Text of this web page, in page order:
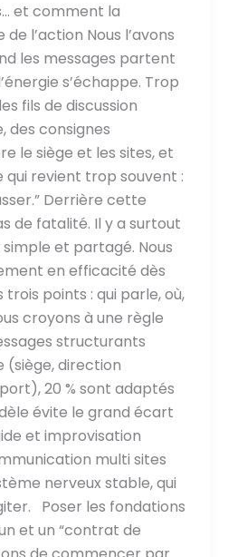
et comment la
l’action Nous l’avons
les messages partent
s’échappe. Trop
fils de discussion
des consignes
le siège et les sites, et
revient trop souvent :
Derrière cette
de fatalité. Il y a surtout
et partagé. Nous
en efficacité dès
points : qui parle, où,
croyons à une règle
structurants
(siège, direction
20 % sont adaptés
évite le grand écart
et improvisation
multi sites
nerveux stable, qui
Poser les fondations
et un “contrat de